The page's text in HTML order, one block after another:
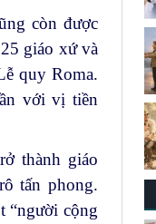
còn được
giáo xứ và
quy Roma.
với vị tiền
thành giáo
tấn phong.
“người cộng